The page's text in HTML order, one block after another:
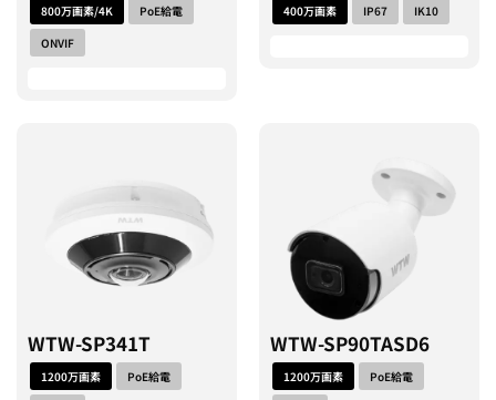
800万画素/4K
PoE給電
ONVIF
400万画素 IP67 IK10
WTW-SP341T
1200万画素
PoE給電
WTW-SP90TASD6
1200万画素
PoE給電